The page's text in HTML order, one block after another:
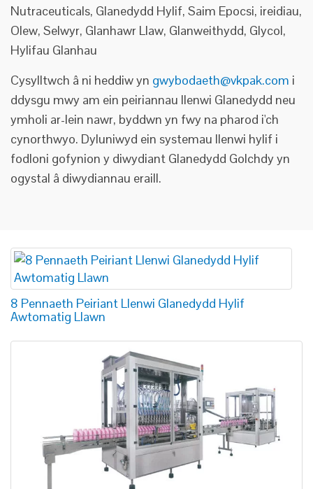
Nutraceuticals, Glanedydd Hylif, Saim Epocsi, ireidiau,
Olew, Selwyr, Glanhawr Llaw, Glanweithydd, Glycol,
Hylifau Glanhau
Cysylltwch â ni heddiw yn gwybodaeth@vkpak.com i
ddysgu mwy am ein peiriannau llenwi Glanedydd neu
ymholi ar-lein nawr, byddwn yn fwy na pharod i'ch
cynorthwyo. Dyluniwyd ein systemau llenwi hylif i
fodloni gofynion y diwydiant Glanedydd Golchdy yn
ogystal â diwydiannau eraill.
8 Pennaeth Peiriant Llenwi Glanedydd Hylif
Awtomatig Llawn